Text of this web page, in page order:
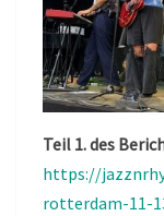
Teil 1. des
https://
rotterdam-11-